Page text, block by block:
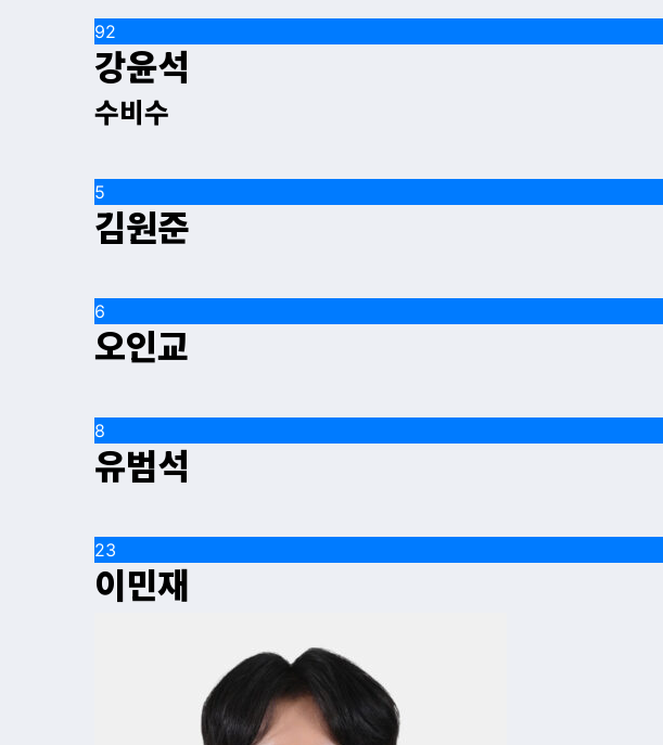
92
강윤석
수비수
5
김원준
6
오인교
8
유범석
23
이민재